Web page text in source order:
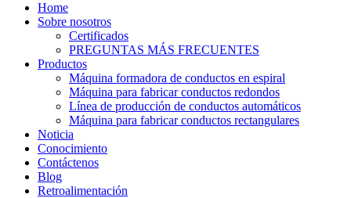
Home
Sobre nosotros
Certificados
PREGUNTAS MÁS FRECUENTES
Productos
Máquina formadora de conductos en espiral
Máquina para fabricar conductos redondos
Línea de producción de conductos automáticos
Máquina para fabricar conductos rectangulares
Noticia
Conocimiento
Contáctenos
Blog
Retroalimentación